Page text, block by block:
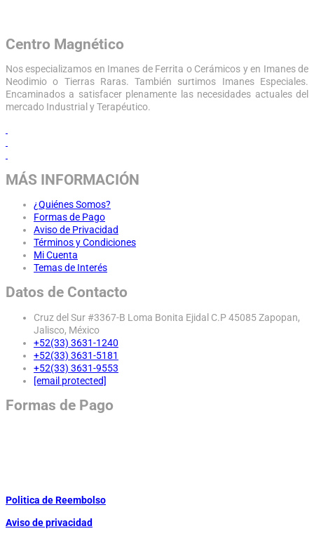
Centro Magnético
Nos especializamos en Imanes de Ferrita o Cerámicos y en Imanes de
Neodimio o Tierras Raras. También surtimos Imanes Especiales.
Encaminados a satisfacer plenamente las necesidades actuales del
mercado Industrial y Terapéutico.
MÁS INFORMACIÓN
¿Quiénes Somos?
Formas de Pago
Aviso de Privacidad
Términos y Condiciones
Mi Cuenta
Temas de Interés
Datos de Contacto
Cruz del Sur #3367-B Loma Bonita Ejidal C.P 45085 Zapopan,
Jalisco, México
+52(33) 3631-1240
+52(33) 3631-5181
+52(33) 3631-9553
[email protected]
Formas de Pago
Politica de Reembolso
Aviso de privacidad